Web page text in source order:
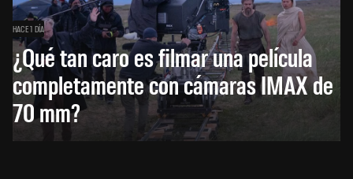
HACE 1 DÍA
¿Qué tan caro es filmar una película
completamente con cámaras IMAX de
70 mm?